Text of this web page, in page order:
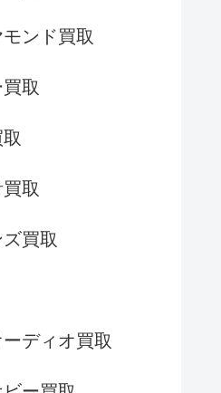
ンド買取
取
取
買取
ディオ買取